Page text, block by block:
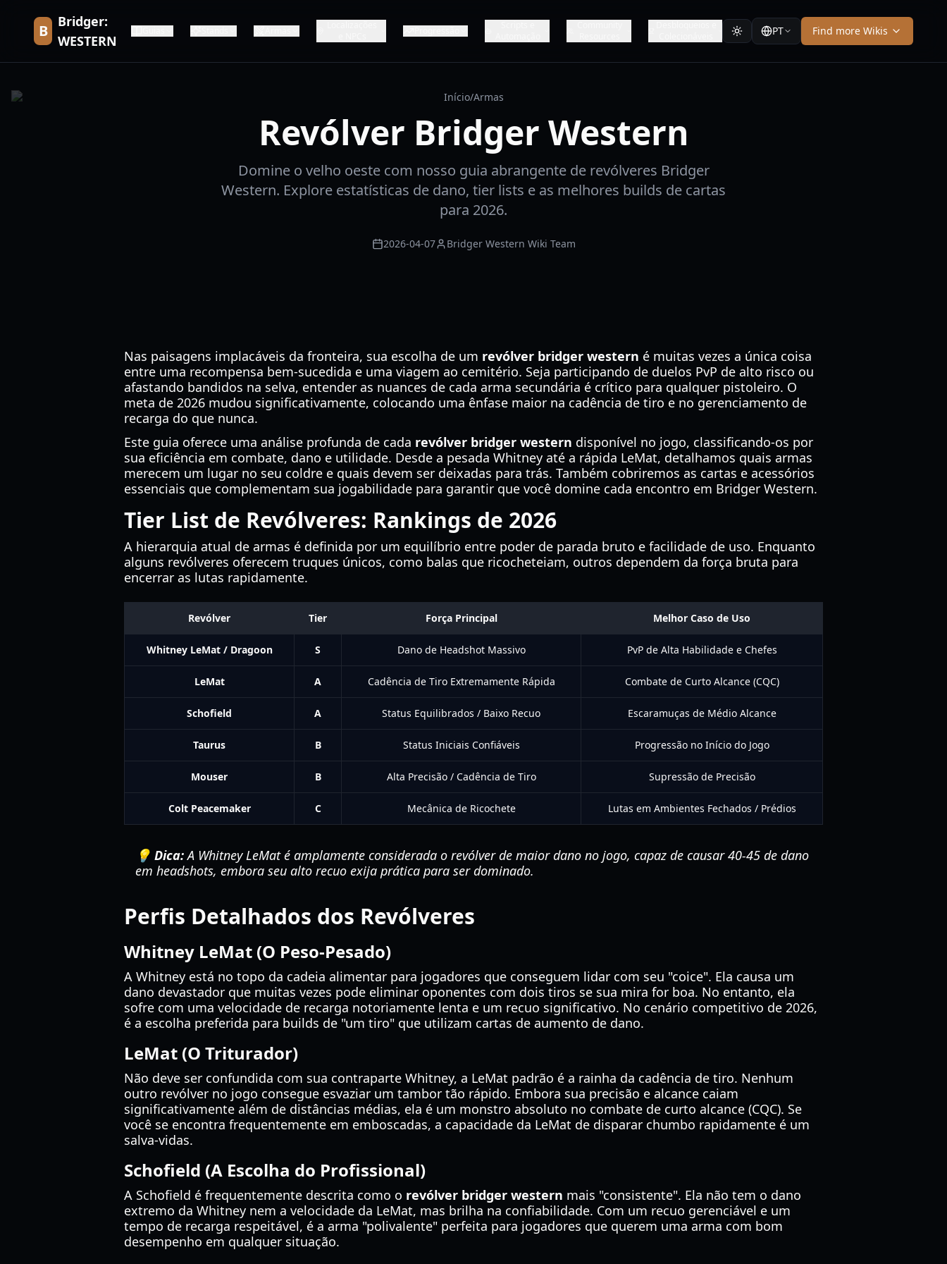
B
Bridger:
WESTERN
PT Find more Wikis
Início/Armas
Revólver Bridger Western
Domine o velho oeste com nosso guia abrangente de revólveres Bridger
Western. Explore estatísticas de dano, tier lists e as melhores builds de cartas
para 2026.
2026-04-07 Bridger Western Wiki Team
Nas paisagens implacáveis da fronteira, sua escolha de um revólver bridger western é muitas vezes a única coisa
entre uma recompensa bem-sucedida e uma viagem ao cemitério. Seja participando de duelos PvP de alto risco ou
afastando bandidos na selva, entender as nuances de cada arma secundária é crítico para qualquer pistoleiro. O
meta de 2026 mudou significativamente, colocando uma ênfase maior na cadência de tiro e no gerenciamento de
recarga do que nunca.
Este guia oferece uma análise profunda de cada revólver bridger western disponível no jogo, classificando-os por
sua eficiência em combate, dano e utilidade. Desde a pesada Whitney até a rápida LeMat, detalhamos quais armas
merecem um lugar no seu coldre e quais devem ser deixadas para trás. Também cobriremos as cartas e acessórios
essenciais que complementam sua jogabilidade para garantir que você domine cada encontro em Bridger Western.
Tier List de Revólveres: Rankings de 2026
A hierarquia atual de armas é definida por um equilíbrio entre poder de parada bruto e facilidade de uso. Enquanto
alguns revólveres oferecem truques únicos, como balas que ricocheteiam, outros dependem da força bruta para
encerrar as lutas rapidamente.
Revólver Tier Força Principal Melhor Caso de Uso
Whitney LeMat / Dragoon S Dano de Headshot Massivo PvP de Alta Habilidade e Chefes
LeMat A Cadência de Tiro Extremamente Rápida Combate de Curto Alcance (CQC)
Schofield A Status Equilibrados / Baixo Recuo Escaramuças de Médio Alcance
Taurus B Status Iniciais Confiáveis Progressão no Início do Jogo
Mouser B Alta Precisão / Cadência de Tiro Supressão de Precisão
Colt Peacemaker C Mecânica de Ricochete Lutas em Ambientes Fechados / Prédios
💡 Dica:A Whitney LeMat é amplamente considerada o revólver de maior dano no jogo, capaz de causar 40-45 de dano
em headshots, embora seu alto recuo exija prática para ser dominado.
Perfis Detalhados dos Revólveres
Whitney LeMat (O Peso-Pesado)
A Whitney está no topo da cadeia alimentar para jogadores que conseguem lidar com seu "coice". Ela causa um
dano devastador que muitas vezes pode eliminar oponentes com dois tiros se sua mira for boa. No entanto, ela
sofre com uma velocidade de recarga notoriamente lenta e um recuo significativo. No cenário competitivo de 2026,
é a escolha preferida para builds de "um tiro" que utilizam cartas de aumento de dano.
LeMat (O Triturador)
Não deve ser confundida com sua contraparte Whitney, a LeMat padrão é a rainha da cadência de tiro. Nenhum
outro revólver no jogo consegue esvaziar um tambor tão rápido. Embora sua precisão e alcance caiam
significativamente além de distâncias médias, ela é um monstro absoluto no combate de curto alcance (CQC). Se
você se encontra frequentemente em emboscadas, a capacidade da LeMat de disparar chumbo rapidamente é um
salva-vidas.
Schofield (A Escolha do Profissional)
A Schofield é frequentemente descrita como o revólver bridger western mais "consistente". Ela não tem o dano
extremo da Whitney nem a velocidade da LeMat, mas brilha na confiabilidade. Com um recuo gerenciável e um
tempo de recarga respeitável, é a arma "polivalente" perfeita para jogadores que querem uma arma com bom
desempenho em qualquer situação.